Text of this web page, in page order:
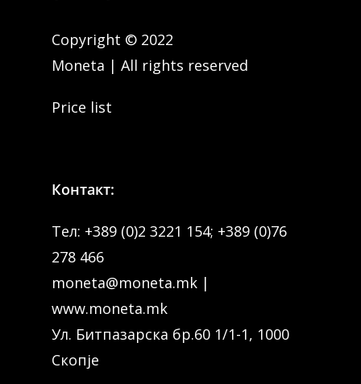
Copyright © 2022
Moneta | All rights reserved
Price list
Контакт:
Тел: +389 (0)2 3221 154; +389 (0)76
278 466
moneta@moneta.mk |
www.moneta.mk
Ул. Битпазарска бр.60 1/1-1, 1000
Скопје